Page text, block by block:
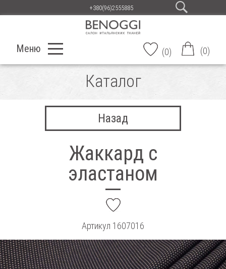
+380(96)2555885
Меню (0) (0)
Каталог
Назад
Жаккард с
эластаном
Артикул 1607016